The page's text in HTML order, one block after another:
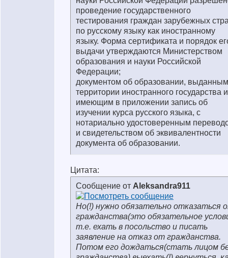
проведение государственного
тестирования граждан зарубежных
по русскому языку как иностранному
языку. Форма сертификата и порядок
выдачи утверждаются Министерством
образования и науки Российской
Федерации;
документом об образовании,
территории иностранного государства и
имеющим в приложении запись об
изучении курса русского языка, с
нотариально удостоверенным
и свидетельством об эквивалентности
документа об образовании.
Цитата:
Сообщение от Aleksandra911
Но(!) нужно обязательно отказаться
гражданства(это обязательное
т.е. ехать в посольство и писать
заявление на отказ от гражданства.
Потом его дождаться(стать лицом